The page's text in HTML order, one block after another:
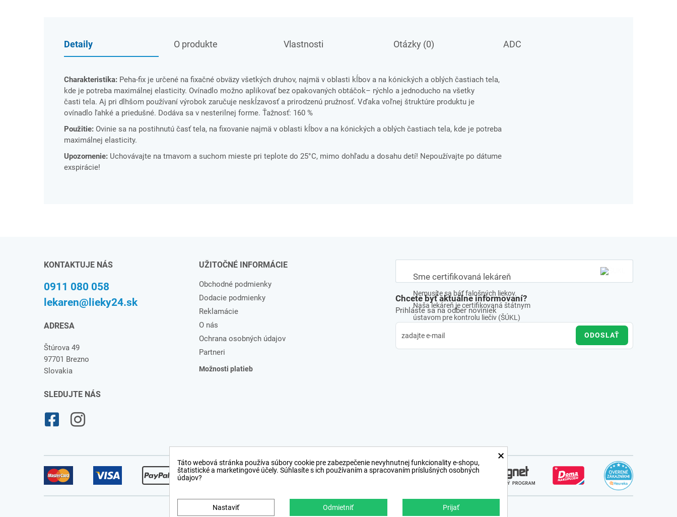
Detaily O produkte Vlastnosti Otázky (0) ADC
Charakteristika: Peha-fix je určené na fixačné obväzy všetkých druhov, najmä v oblasti kĺbov a na kónických a oblých častiach tela,
kde je potreba maximálnej elasticity. Ovínadlo možno aplikovať bez opakovaných obtáčok– rýchlo a jednoducho na všetky
časti tela. Aj pri dlhšom používaní výrobok zaručuje neskĺzavosť a prirodzenú pružnosť. Vďaka voľnej štruktúre produktu je
ovínadlo ľahké a priedušné. Dodáva sa v nesterilnej forme. Ťažnosť: 160 %
Použitie: Ovinie sa na postihnutú časť tela, na fixovanie najmä v oblasti kĺbov a na kónických a oblých častiach tela, kde je potreba
maximálnej elasticity.
Upozornenie: Uchovávajte na tmavom a suchom mieste pri teplote do 25°C, mimo dohľadu a dosahu detí! Nepoužívajte po dátume
exspirácie!
Sme certifikovaná lekáreň
Nemusíte sa báť falošných liekov.
Naša lekáreň je certifikovaná štátnym
ústavom pre kontrolu liečiv (ŠÚKL)
KONTAKTUJE NÁS
0911 080 058
lekaren@lieky24.sk
ADRESA
Štúrova 49
97701 Brezno
Slovakia
SLEDUJTE NÁS
UŽITOČNÉ INFORMÁCIE
Obchodné podmienky
Dodacie podmienky
Reklamácie
O nás
Ochrana osobných údajov
Partneri
Možnosti platieb
Chcete byť aktuálne informovaní?
Prihláste sa na odber noviniek
ODOSLAŤ
×
Táto webová stránka používa súbory cookie pre zabezpečenie nevyhnutnej funkcionality e-shopu,
štatistické a marketingové účely. Súhlasíte s ich používaním a spracovaním príslušných osobných
údajov?
Nastaviť Odmietniť Prijať